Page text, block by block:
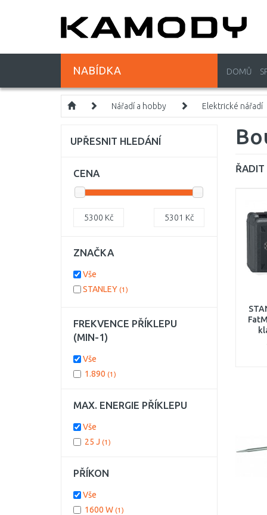
NABÍDKA DOMŮ
Nářadí a hobby Elektrické nářadí
ŘADIT
UPŘESNIT HLEDÁNÍ
CENA
5300 Kč 5301 Kč
ZNAČKA
Vše
STANLEY (1)
FREKVENCE PŘÍKLEPU
(MIN-1)
Vše
1.890 (1)
MAX. ENERGIE PŘÍKLEPU
Vše
25 J (1)
PŘÍKON
Vše
1600 W (1)